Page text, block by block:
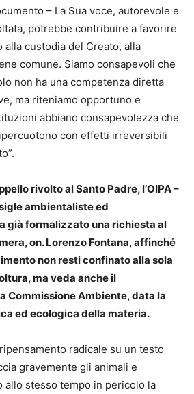
– La Sua voce, autorevole e
potrebbe contribuire a favorire
custodia del Creato, alla
comune. Siamo consapevoli che
non ha una competenza diretta
ma riteniamo opportuno e
abbiano consapevolezza che
con effetti irreversibili
rivolto al Santo Padre, l’OIPA –
ambientaliste ed
già formalizzato una richiesta al
on. Lorenzo Fontana, affinché
non resti confinato alla sola
ma veda anche il
Commissione Ambiente, data la
ed ecologica della materia.
ripensamento radicale su un testo
gravemente gli animali e
allo stesso tempo in pericolo la